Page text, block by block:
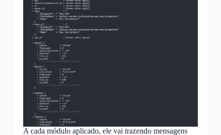
A cada módulo aplicado, ele vai trazendo mensagens